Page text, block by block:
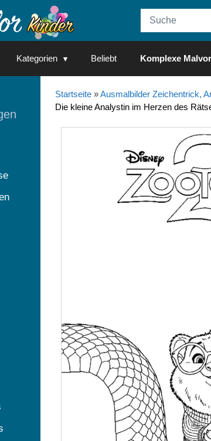
Kategorien Beliebt Komplexe
Startseite»Ausmalbilder Zeichentrick,
Die kleine Analystin im Herzen des